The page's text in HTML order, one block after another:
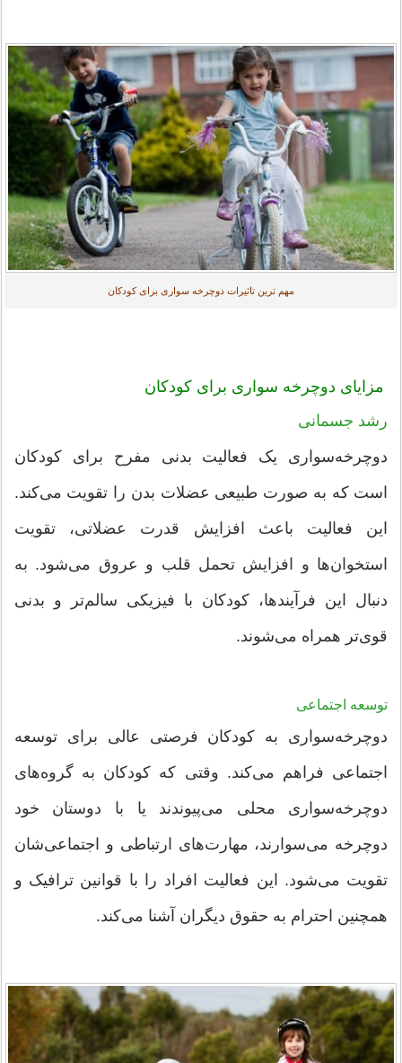
مهم ترین تاثیرات دوچرخه سواری برای کودکان
مزایای دوچرخه سواری برای کودکان
رشد جسمانی
دوچرخه‌سواری یک فعالیت بدنی مفرح برای کودکان
است که به صورت طبیعی عضلات بدن را تقویت می‌کند.
این فعالیت باعث افزایش قدرت عضلاتی، تقویت
استخوان‌ها و افزایش تحمل قلب و عروق می‌شود. به
دنبال این فرآیندها، کودکان با فیزیکی سالم‌تر و بدنی
قوی‌تر همراه می‌شوند.
توسعه اجتماعی
دوچرخه‌سواری به کودکان فرصتی عالی برای توسعه
اجتماعی فراهم می‌کند. وقتی که کودکان به گروه‌های
دوچرخه‌سواری محلی می‌پیوندند یا با دوستان خود
دوچرخه می‌سوارند، مهارت‌های ارتباطی و اجتماعی‌شان
تقویت می‌شود. این فعالیت افراد را با قوانین ترافیک و
همچنین احترام به حقوق دیگران آشنا می‌کند.